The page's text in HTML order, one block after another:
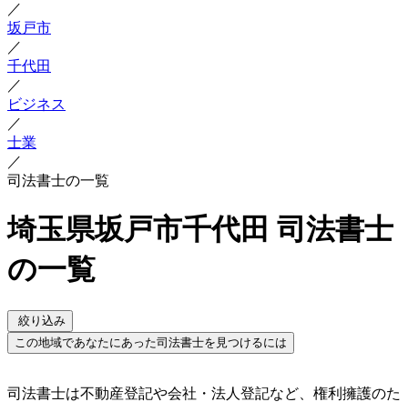
／
坂戸市
／
千代田
／
ビジネス
／
士業
／
司法書士の一覧
埼玉県坂戸市千代田 司法書士
の一覧
絞り込み
この地域であなたにあった司法書士を見つけるには
司法書士は不動産登記や会社・法人登記など、権利擁護のた